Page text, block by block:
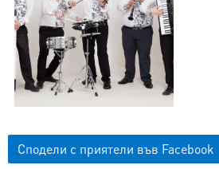
Сподели с приятели във Facebook